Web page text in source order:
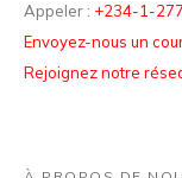
Appeler : +234-1-
Envoyez-nous un
Rejoignez notre